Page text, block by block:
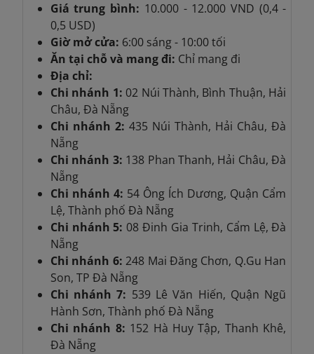
Giá trung bình: 10.000 - 12.000 VND (0,4 -
0,5 USD)
Giờ mở cửa: 6:00 sáng - 10:00 tối
Ăn tại chỗ và mang đi: Chỉ mang đi
Địa chỉ:
Chi nhánh 1: 02 Núi Thành, Bình Thuận, Hải
Châu, Đà Nẵng
Chi nhánh 2: 435 Núi Thành, Hải Châu, Đà
Nẵng
Chi nhánh 3: 138 Phan Thanh, Hải Châu, Đà
Nẵng
Chi nhánh 4: 54 Ông Ích Dương, Quận Cẩm
Lệ, Thành phố Đà Nẵng
Chi nhánh 5: 08 Đinh Gia Trinh, Cẩm Lệ, Đà
Nẵng
Chi nhánh 6: 248 Mai Đăng Chơn, Q.Gu Han
Son, TP Đà Nẵng
Chi nhánh 7: 539 Lê Văn Hiến, Quận Ngũ
Hành Sơn, Thành phố Đà Nẵng
Chi nhánh 8: 152 Hà Huy Tập, Thanh Khê,
Đà Nẵng